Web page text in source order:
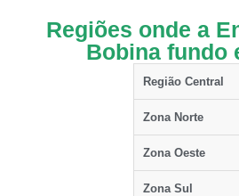
Regiões onde a
Bobina fundo
Região Central
Zona Norte
Zona Oeste
Zona Sul